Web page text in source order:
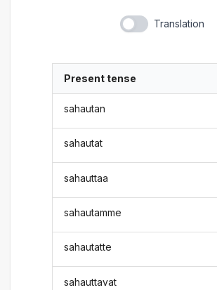
Translation
Present tense
sahautan
sahautat
sahauttaa
sahautamme
sahautatte
sahauttavat